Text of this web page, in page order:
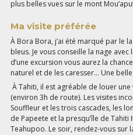
plus belles vues sur le mont
Ma visite préférée
À Bora Bora, j’ai été marqué par le
bleus. Je vous conseille la nage
d’une excursion vous aurez la
naturel et de les caresser… Une
À Tahiti, il est agréable de louer
(environ 3h de route). Les visites
Souffleur et les trois cascades, les
de Papeete et la presqu’île de
Teahupoo. Le soir, rendez-vous